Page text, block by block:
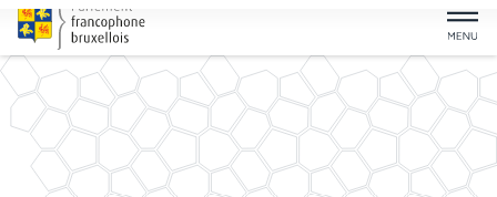
Accueil
Documents parlementaires
Commission de l’Enseignement, de la Formation
professionnelle, des Personnes handicapées, du Transport
scolaire, des Crèches, de la Culture et du Tourisme : bulletin
des travaux du 14 novembre 2023